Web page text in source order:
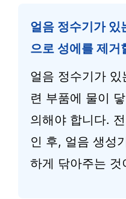
얼음 정수기가 있
으로 성에를 제거
얼음 정수기가
련 부품에 물이
의해야 합니다.
인 후, 얼음 생성
하게 닦아주는 것